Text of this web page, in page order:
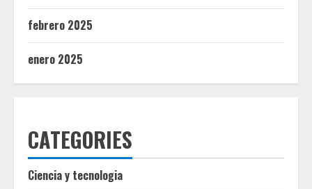
febrero 2025
enero 2025
CATEGORIES
Ciencia y tecnologia